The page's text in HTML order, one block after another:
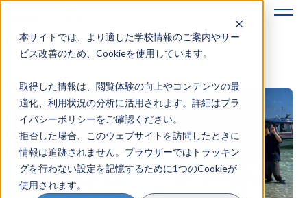
本サイトでは、より適した学校情報のご案内やサー
ビス改善のため、Cookieを使用しています。
取得した情報は、閲覧体験の向上やコンテンツの最
適化、利用状況の分析に活用されます。詳細はプラ
イバシーポリシーをご確認ください。
拒否した場合、このウェブサイトを訪問したときに
情報は追跡されません。ブラウザーではトラッキン
グを行わない設定を記憶するために1つのCookieが
使用されます。
地域みらい留学のすすめかた
地域みらい留学とは
学校を探す
イベントを探す
おためし地域留学